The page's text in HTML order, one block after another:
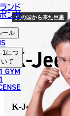
ンド
ンサ
ール
1につ
いて
GYM
火の国から来た巨星
K-Jee
K-Jee